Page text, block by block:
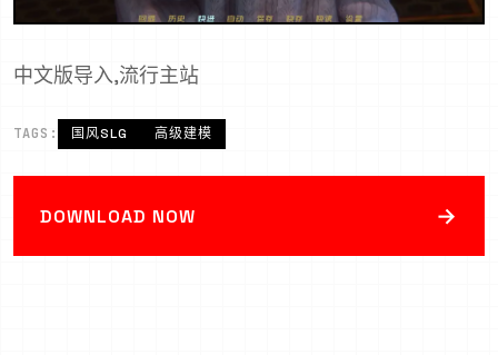
中文版导入,流行主站
TAGS: 国风SLG 高级建模
DOWNLOAD NOW →